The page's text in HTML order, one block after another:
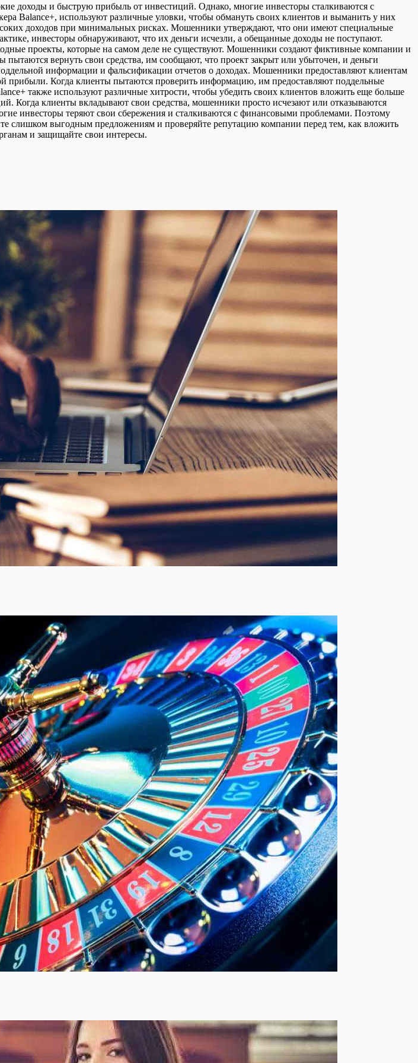
доходы и быструю прибыль от инвестиций. Однако, многие инвесторы сталкиваются с
Balance+, используют различные уловки, чтобы обмануть своих клиентов и выманить у них
доходов при минимальных рисках. Мошенники утверждают, что они имеют специальные
инвесторы обнаруживают, что их деньги исчезли, а обещанные доходы не поступают.
проекты, которые на самом деле не существуют. Мошенники создают фиктивные компании и
вернуть свои средства, им сообщают, что проект закрыт или убыточен, и деньги
информации и фальсификации отчетов о доходах. Мошенники предоставляют клиентам
прибыли. Когда клиенты пытаются проверить информацию, им предоставляют поддельные
также используют различные хитрости, чтобы убедить своих клиентов вложить еще больше
Когда клиенты вкладывают свои средства, мошенники просто исчезают или отказываются
инвесторы теряют свои сбережения и сталкиваются с финансовыми проблемами. Поэтому
слишком выгодным предложениям и проверяйте репутацию компании перед тем, как вложить
и защищайте свои интересы.